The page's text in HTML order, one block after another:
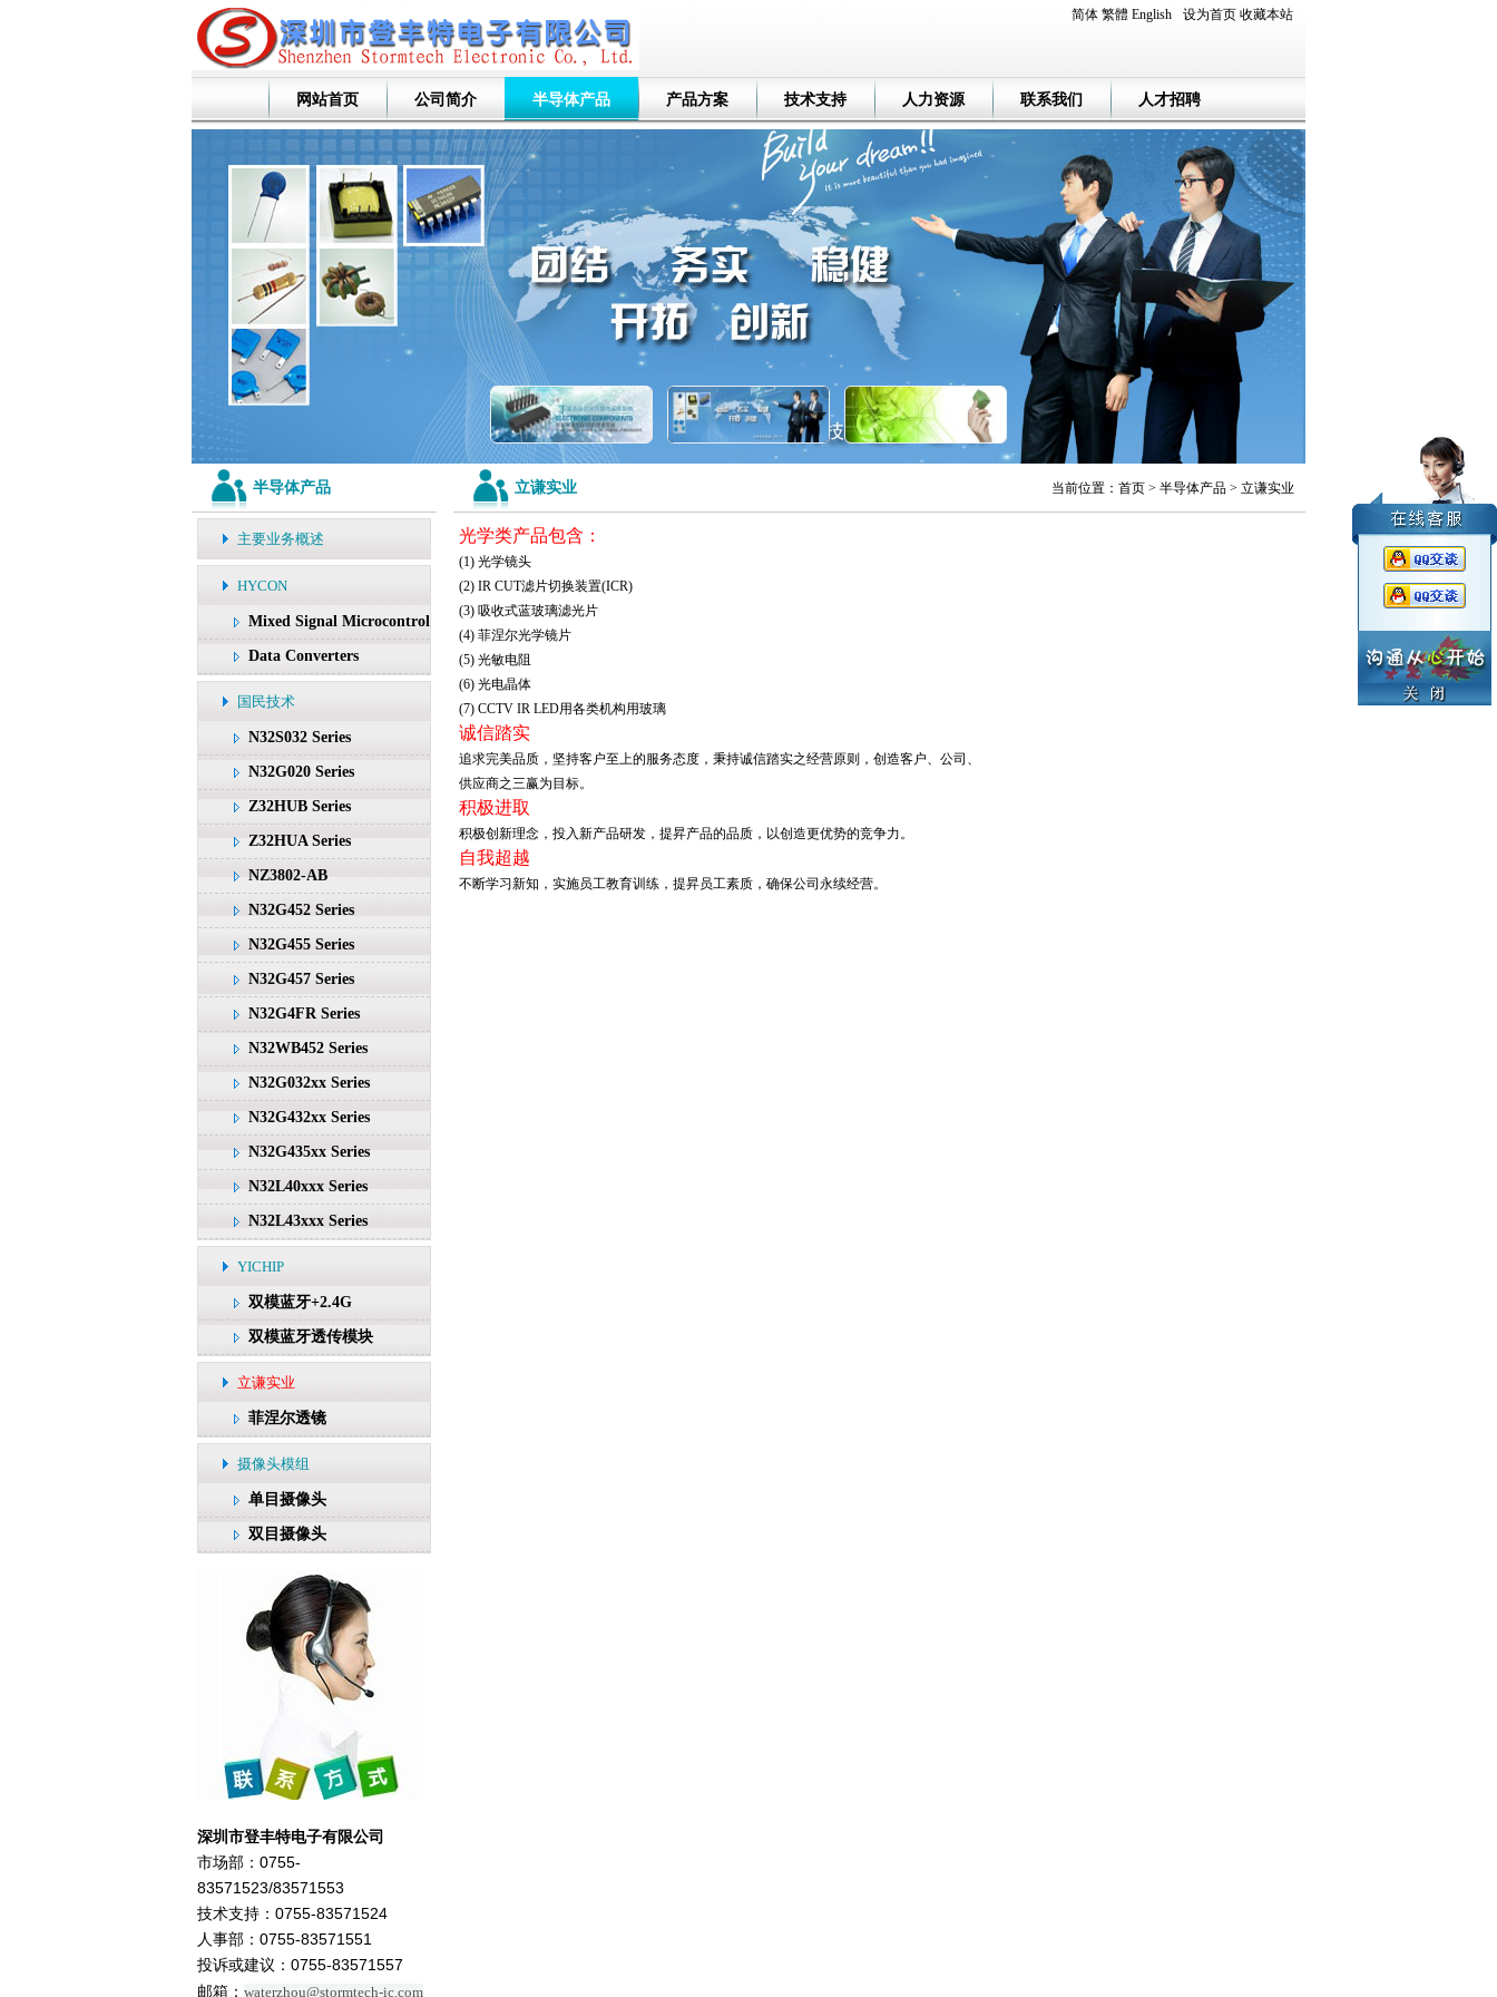
设为首页 收藏本站
简体 繁體 English
网站首页 公司简介 半导体产品 产品方案 技术支持 人力资源 联系我们 人才招聘
半导体产品
主要业务概述
HYCON
Mixed Signal Microcontroller
Data Converters
国民技术
N32S032 Series
N32G020 Series
Z32HUB Series
Z32HUA Series
NZ3802-AB
N32G452 Series
N32G455 Series
N32G457 Series
N32G4FR Series
N32WB452 Series
N32G032xx Series
N32G432xx Series
N32G435xx Series
N32L40xxx Series
N32L43xxx Series
YICHIP
双模蓝牙+2.4G
双模蓝牙透传模块
立谦实业
菲涅尔透镜
摄像头模组
单目摄像头
双目摄像头
深圳市登丰特电子有限公司
市场部： 0755-
83571523/83571553
技术支持：0755-83571524
人事部：0755-83571551
投诉或建议：0755-83571557
邮箱： waterzhou@stormtech-ic.com
立谦实业 当前位置： 首页 > 半导体产品 > 立谦实业
光学类产品包含：
(1) 光学镜头
(2) IR CUT滤片切换装置(ICR)
(3) 吸收式蓝玻璃滤光片
(4) 菲涅尔光学镜片
(5) 光敏电阻
(6) 光电晶体
(7) CCTV IR LED用各类机构用玻璃
诚信踏实
追求完美品质，坚持客户至上的服务态度，秉持诚信踏实之经营原则，创造客户、公司、
供应商之三赢为目标。
积极进取
积极创新理念，投入新产品研发，提昇产品的品质，以创造更优势的竞争力。
自我超越
不断学习新知，实施员工教育训练，提昇员工素质，确保公司永续经营。